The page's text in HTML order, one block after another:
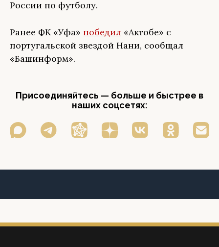
России по футболу.
Ранее ФК «Уфа» победил «Актобе» с
португальской звездой Нани, сообщал
«Башинформ».
Присоединяйтесь — больше и быстрее в
наших соцсетях: